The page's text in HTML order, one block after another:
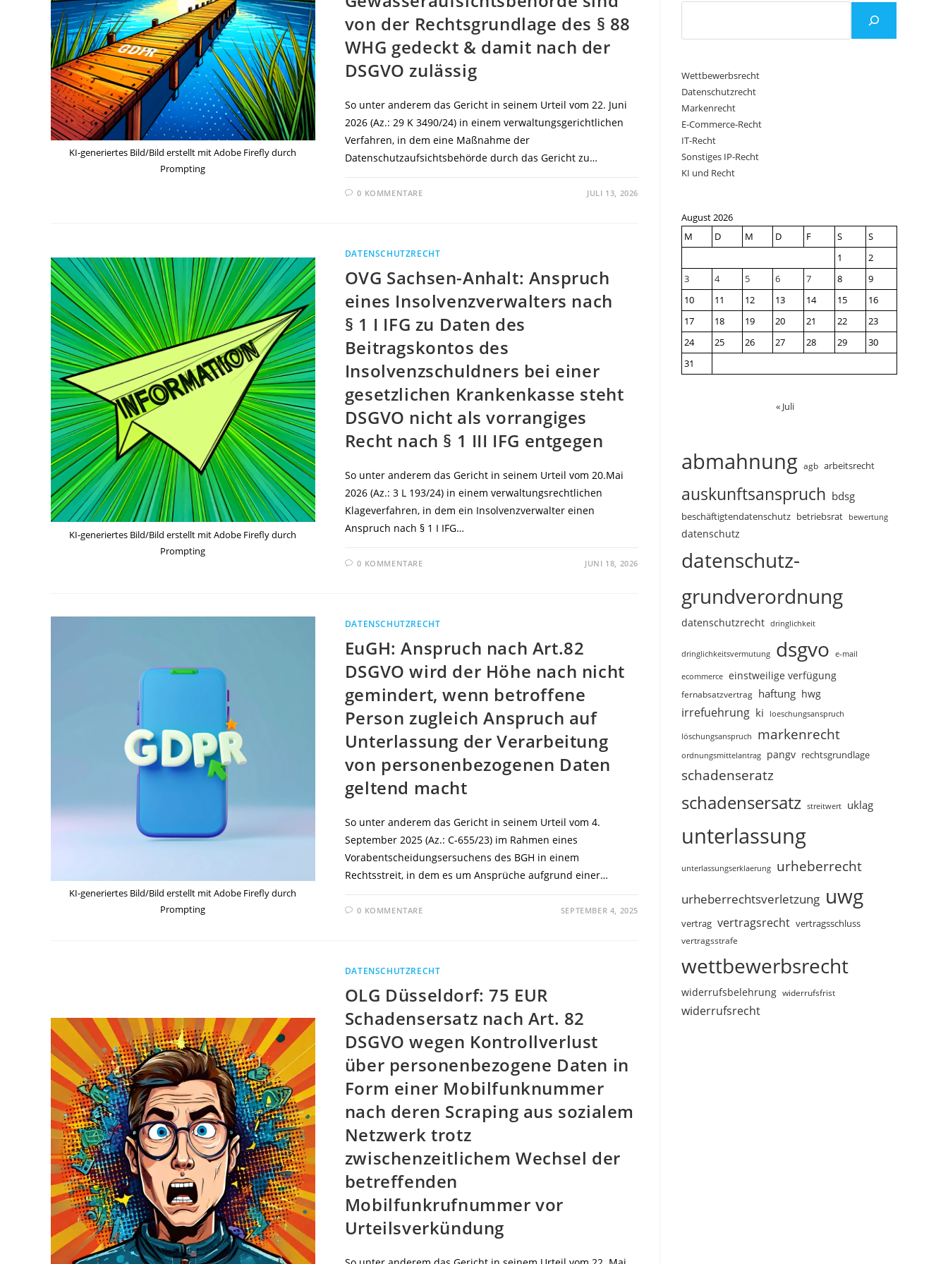
KI-generiertes Bild/Bild erstellt mit Adobe Firefly durch
Prompting
von der Rechtsgrundlage des § 88
WHG gedeckt & damit nach der
DSGVO zulässig
So unter anderem das Gericht in seinem Urteil vom 22. Juni
2026 (Az.: 29 K 3490/24) in einem verwaltungsgerichtlichen
Verfahren, in dem eine Maßnahme der
Datenschutzaufsichtsbehörde durch das Gericht zu…
0 KOMMENTARE JULI 13, 2026
KI-generiertes Bild/Bild erstellt mit Adobe Firefly durch
Prompting
DATENSCHUTZRECHT
OVG Sachsen-Anhalt: Anspruch
eines Insolvenzverwalters nach
§ 1 I IFG zu Daten des
Beitragskontos des
Insolvenzschuldners bei einer
gesetzlichen Krankenkasse steht
DSGVO nicht als vorrangiges
Recht nach § 1 III IFG entgegen
So unter anderem das Gericht in seinem Urteil vom 20.Mai
2026 (Az.: 3 L 193/24) in einem verwaltungsrechtlichen
Klageverfahren, in dem ein Insolvenzverwalter einen
Anspruch nach § 1 I IFG…
0 KOMMENTARE JUNI 18, 2026
KI-generiertes Bild/Bild erstellt mit Adobe Firefly durch
Prompting
DATENSCHUTZRECHT
EuGH: Anspruch nach Art.82
DSGVO wird der Höhe nach nicht
gemindert, wenn betroffene
Person zugleich Anspruch auf
Unterlassung der Verarbeitung
von personenbezogenen Daten
geltend macht
So unter anderem das Gericht in seinem Urteil vom 4.
September 2025 (Az.: C‑655/23) im Rahmen eines
Vorabentscheidungsersuchens des BGH in einem
Rechtsstreit, in dem es um Ansprüche aufgrund einer…
0 KOMMENTARE SEPTEMBER 4, 2025
DATENSCHUTZRECHT
OLG Düsseldorf: 75 EUR
Schadensersatz nach Art. 82
DSGVO wegen Kontrollverlust
über personenbezogene Daten in
Form einer Mobilfunknummer
nach deren Scraping aus sozialem
Netzwerk trotz
zwischenzeitlichem Wechsel der
betreffenden
Mobilfunkrufnummer vor
Urteilsverkündung
Wettbewerbsrecht
Datenschutzrecht
Markenrecht
E-Commerce-Recht
IT-Recht
Sonstiges IP-Recht
KI und Recht
August 2026
M
D M D F S
S
1
2
3
4 5 6 7 8
9
10
11 12 13 14 15
16
17
18 19 20 21 22
23
24
25 26 27 28 29
30
31
« Juli
abmahnung agb arbeitsrecht
auskunftsanspruch bdsg
beschäftigtendatenschutz betriebsrat bewertung
datenschutz
datenschutz-
grundverordnung
datenschutzrecht dringlichkeit
dringlichkeitsvermutung dsgvo e-mail
ecommerce einstweilige verfügung
fernabsatzvertrag haftung hwg
irrefuehrung ki loeschungsanspruch
löschungsanspruch markenrecht
ordnungsmittelantrag pangv rechtsgrundlage
schadenseratz
schadensersatz streitwert uklag
unterlassung
unterlassungserklaerung urheberrecht
urheberrechtsverletzung uwg
vertrag vertragsrecht vertragsschluss
vertragsstrafe
wettbewerbsrecht
widerrufsbelehrung widerrufsfrist
widerrufsrecht